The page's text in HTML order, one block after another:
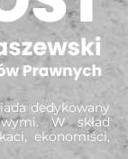
dedykowany
W skład
ekonomiści,